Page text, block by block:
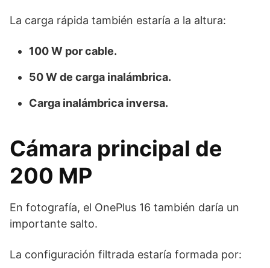
La carga rápida también estaría a la altura:
100 W por cable.
50 W de carga inalámbrica.
Carga inalámbrica inversa.
Cámara principal de
200 MP
En fotografía, el OnePlus 16 también daría un
importante salto.
La configuración filtrada estaría formada por: